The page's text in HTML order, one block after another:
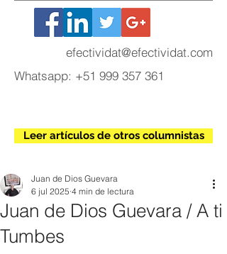
efectividat@efectividat.com
Whatsapp: +51 999 357 361
Leer artículos de otros columnistas
Juan de Dios Guevara / A ti
Tumbes
Juan de Dios Guevara
6 jul 2025 4 min de lectura